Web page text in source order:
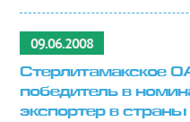
09.06.2008
Стерлитамакское
победитель в
экспортер в